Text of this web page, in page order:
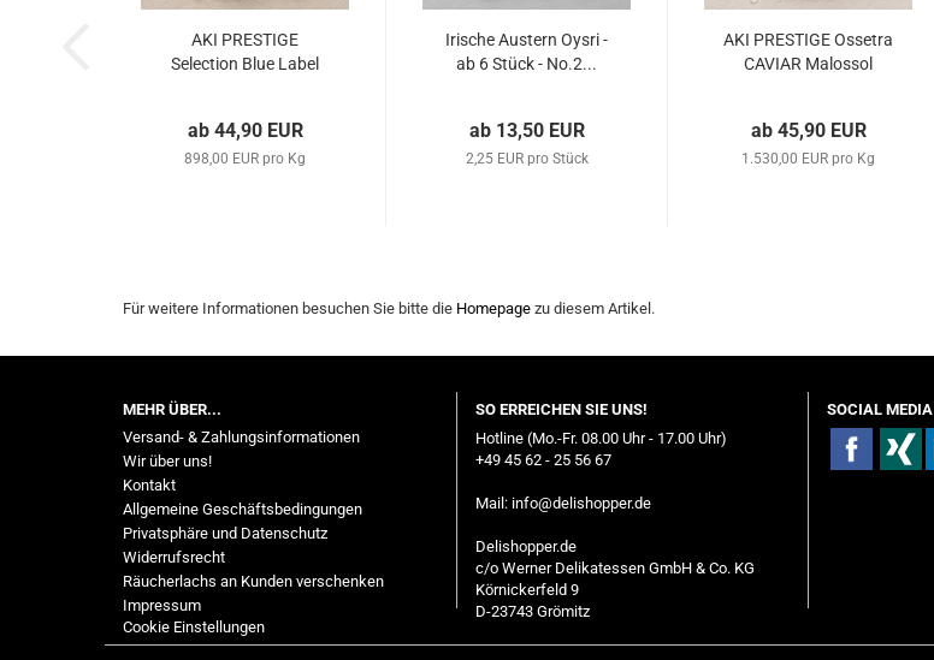
AKI PRESTIGE
Selection Blue Label
ab 44,90 EUR
898,00 EUR pro Kg
Irische Austern Oysri -
ab 6 Stück - No.2...
ab 13,50 EUR
2,25 EUR pro Stück
AKI PRESTIGE Ossetra
CAVIAR Malossol
ab 45,90 EUR
1.530,00 EUR pro Kg
Für weitere Informationen besuchen Sie bitte die Homepage zu diesem Artikel.
MEHR ÜBER...
Versand- & Zahlungsinformationen
Wir über uns!
Kontakt
Allgemeine Geschäftsbedingungen
Privatsphäre und Datenschutz
Widerrufsrecht
Räucherlachs an Kunden verschenken
Impressum
Cookie Einstellungen
SO ERREICHEN SIE UNS!
Hotline (Mo.-Fr. 08.00 Uhr - 17.00 Uhr)
+49 45 62 - 25 56 67
Mail: info@delishopper.de
Delishopper.de
c/o Werner Delikatessen GmbH & Co. KG
Körnickerfeld 9
D-23743 Grömitz
SOCIAL MEDIA